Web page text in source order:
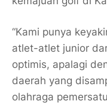
“Kami punya
atlet-atlet junior
optimis, apalagi
daerah yang
olahraga